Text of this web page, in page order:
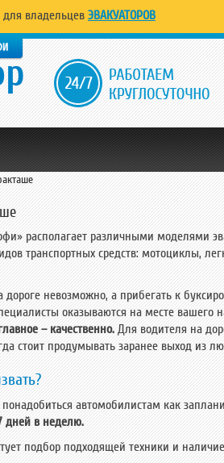
владельцев ЭВАКУАТОРОВ
располагает различными моделями
транспортных средств: мотоциклы,
дороге невозможно, а прибегать к
оказываются на месте вашего
– качественно.Для водителя на
стоит продумывать заранее выход из
автомобилистам как
дней в неделю.
подбор подходящей техники и